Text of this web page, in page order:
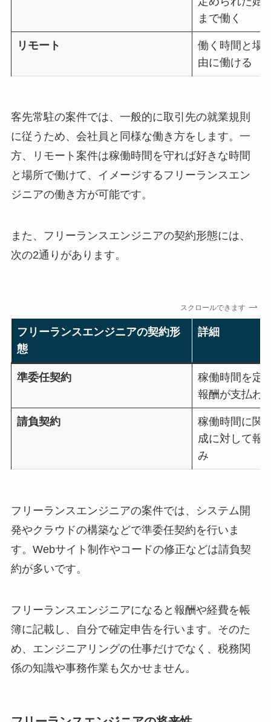
まで働く
リモート
働く時間と場
由に働ける
客先常駐の案件では、一般的に取引先の就業規則
に従うため、会社員と同様な働き方をします。一
方、リモート案件は稼働時間を守れば好きな時間
と場所で働けて、イメージするフリーランスエン
ジニアの働き方が可能です。
また、フリーランスエンジニアの契約形態には、
次の2通りがあります。
スクロールできます
フリーランスエンジニアの契約形
態
詳細
準委任契約
稼働時間を定
報酬が支払わ
請負契約
稼働時間に関
成に対して報
み
フリーランスエンジニアの案件では、システム開
発やクラウドの構築などで準委任契約を行いま
す。Webサイト制作やコードの修正などは請負契
約が多いです。
フリーランスエンジニアになると報酬や経費を帳
簿に記載し、自分で確定申告を行います。そのた
め、エンジニアリングの仕事だけでなく、税務関
係の知識や事務作業も欠かせません。